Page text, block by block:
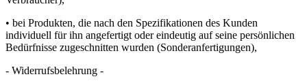
• bei Produkten, die nach den Spezifikationen des Kunden
individuell für ihn angefertigt oder eindeutig auf seine persönlichen
Bedürfnisse zugeschnitten wurden (Sonderanfertigungen),
- Widerrufsbelehrung -